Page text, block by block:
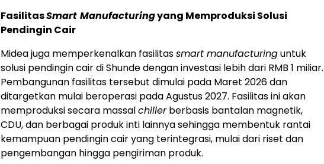
FasilitasSmart Manufacturingyang Memproduksi Solusi
Pendingin Cair
Midea juga memperkenalkan fasilitassmart manufacturinguntuk
solusi pendingin cair di Shunde dengan investasi lebih dari RMB 1 miliar.
Pembangunan fasilitas tersebut dimulai pada Maret 2026 dan
ditargetkan mulai beroperasi pada Agustus 2027. Fasilitas ini akan
memproduksi secara massalchillerberbasis bantalan magnetik,
CDU, dan berbagai produk inti lainnya sehingga membentuk rantai
kemampuan pendingin cair yang terintegrasi, mulai dari riset dan
pengembangan hingga pengiriman produk.